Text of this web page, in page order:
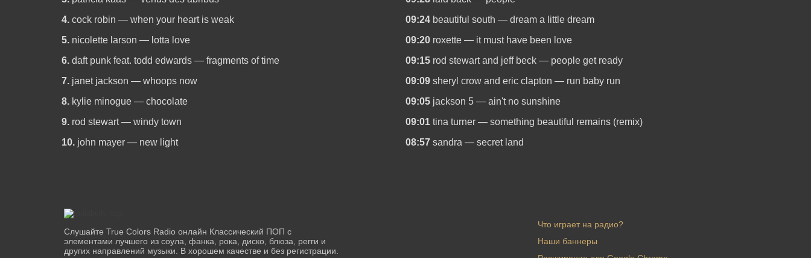
4. cock robin — when your heart is weak
5. nicolette larson — lotta love
6. daft punk feat. todd edwards — fragments of time
7. janet jackson — whoops now
8. kylie minogue — chocolate
9. rod stewart — windy town
10. john mayer — new light
09:24 beautiful south — dream a little dream
09:20 roxette — it must have been love
09:15 rod stewart and jeff beck — people get ready
09:09 sheryl crow and eric clapton — run baby run
09:05 jackson 5 — ain't no sunshine
09:01 tina turner — something beautiful remains (remix)
08:57 sandra — secret land
Слушайте True Colors Radio онлайн Классический ПОП с
элементами лучшего из соула, фанка, рока, диско, блюза, регги и
других направлений музыки. В хорошем качестве и без регистрации.
Что играет на радио?
Наши баннеры